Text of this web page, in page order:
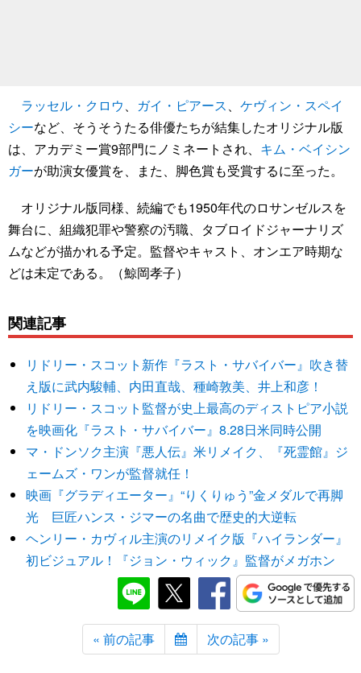
ラッセル・クロウ ガイ・ピアース
ケヴィン・スペイ
シーなど、そうそうたる俳優たちが結集したオリジナル版
は、アカデミー賞9部門にノミネートされ、 キム・ベイシン
ガーが助演女優賞を、また、脚色賞も受賞するに至った。
オリジナル版同様、続編でも1950年代のロサンゼルスを
舞台に、組織犯罪や警察の汚職、タブロイドジャーナリズ
ムなどが描かれる予定。監督やキャスト、オンエア時期な
どは未定である。（鯨岡孝子）
関連記事
リドリー・スコット新作『ラスト・サバイバー』吹き替
え版に武内駿輔、内田直哉、種崎敦美、井上和彦！
リドリー・スコット監督が史上最高のディストピア小説
を映画化『ラスト・サバイバー』8.28日米同時公開
マ・ドンソク主演『悪人伝』米リメイク、『死霊館』ジ
ェームズ・ワンが監督就任！
映画『グラディエーター』“りくりゅう”金メダルで再脚
光 巨匠ハンス・ジマーの名曲で歴史的大逆転
ヘンリー・カヴィル主演のリメイク版『ハイランダー』
初ビジュアル！『ジョン・ウィック』監督がメガホン
« 前の記事 次の記事 »